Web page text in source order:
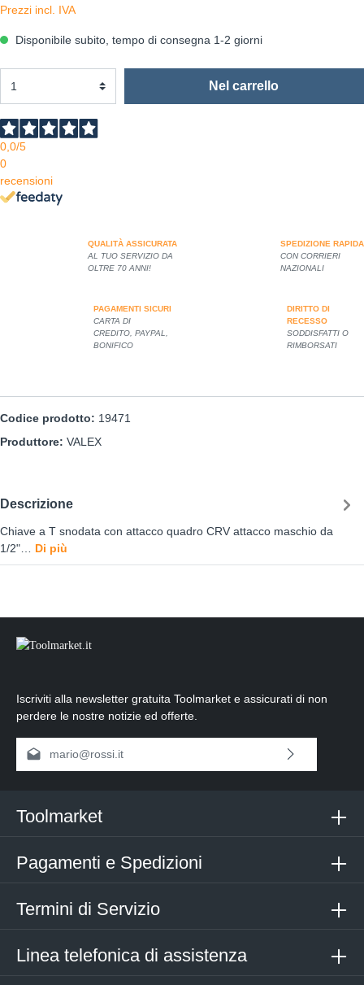
Prezzi incl. IVA
Disponibile subito, tempo di consegna 1-2 giorni
Nel carrello
0,0/5
0
recensioni
QUALITÀ ASSICURATA
AL TUO SERVIZIO DA
OLTRE 70 ANNI!
SPEDIZIONE RAPIDA
CON CORRIERI
NAZIONALI
PAGAMENTI SICURI
CARTA DI
CREDITO, PAYPAL,
BONIFICO
DIRITTO DI
RECESSO
SODDISFATTI O
RIMBORSATI
Codice prodotto: 19471
Produttore: VALEX
Descrizione
Chiave a T snodata con attacco quadro CRV attacco maschio da
1/2"… Di più
Iscriviti alla newsletter gratuita Toolmarket e assicurati di non
perdere le nostre notizie ed offerte.
Indirizzo e-mail*
termini e condizioni generali
Inserisci i caratteri sopra*
Linea telefonica di assistenza
Toolmarket
Pagamenti e Spedizioni
Termini di Servizio